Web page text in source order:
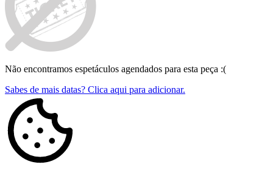
Não encontramos espetáculos agendados para esta peça :(
Sabes de mais datas? Clica aqui para adicionar.